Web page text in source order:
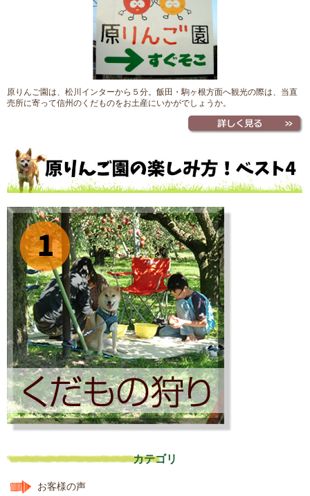
原りんご園は、松川インターから５分。飯田・駒ヶ根方面へ観光の際は、当直
売所に寄って信州のくだものをお土産にいかがでしょうか。
カテゴリ
お客様の声